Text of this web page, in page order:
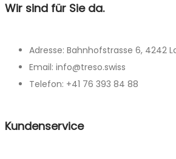
Wir sind für Sie da.
Adresse: Bahnhofstrasse 6, 4242
Email: info@treso.swiss
Telefon: +41 76 393 84 88
Kundenservice